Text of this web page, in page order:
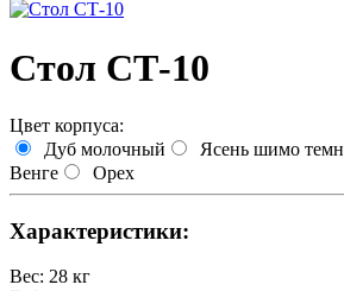
Стол СТ-10
Цвет корпуса:
Дуб молочный
Ясень шимо темн
Венге
Орех
Характеристики:
Вес: 28 кг